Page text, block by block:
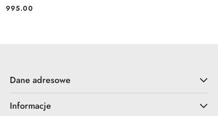
Cena:
995.00
Dane adresowe
Informacje